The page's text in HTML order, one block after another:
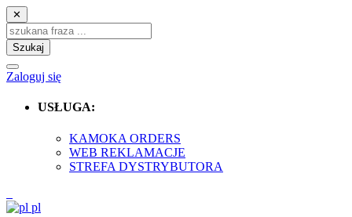
✕
Szukaj
Zaloguj się
USŁUGA:
KAMOKA ORDERS
WEB REKLAMACJE
STREFA DYSTRYBUTORA
pl